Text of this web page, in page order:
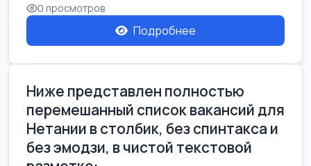
0 просмотров
Подробнее
Ниже представлен полностью
перемешанный список вакансий для
Нетании в столбик, без спинтакса и
без эмодзи, в чистой текстовой